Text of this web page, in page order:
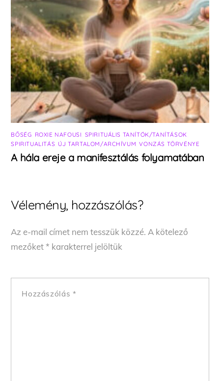
BŐSÉG ROXIE NAFOUSI SPIRITUÁLIS TANÍTÓK/TANÍTÁSOK
SPIRITUALITÁS ÚJ TARTALOM/ARCHÍVUM ,VONZÁS TÖRVÉNYE
A hála ereje a manifesztálás folyamatában
Vélemény, hozzászólás?
Az e-mail címet nem tesszük közzé. A kötelező
mezőket* karakterrel jelöltük
Hozzászólás *